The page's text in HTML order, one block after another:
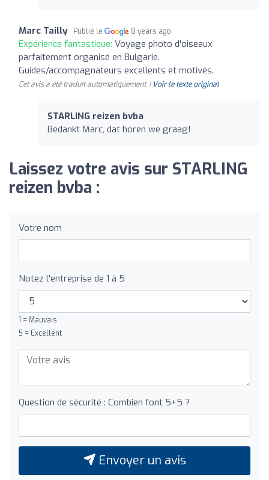
Marc Tailly Publié le 8 years ago
Expérience fantastique: Voyage photo d'oiseaux
parfaitement organisé en Bulgarie.
Guides/accompagnateurs excellents et motivés.
Cet avis a été traduit automatiquement. | Voir le texte original
STARLING reizen bvba
Bedankt Marc, dat horen we graag!
Laissez votre avis sur STARLING
reizen bvba :
Votre nom
Notez l'entreprise de 1 à 5
1 = Mauvais
5 = Excellent
Question de sécurité : Combien font 5+5 ?
Envoyer un avis